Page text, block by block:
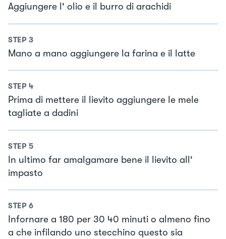
Aggiungere l' olio e il burro di arachidi
STEP 3
Mano a mano aggiungere la farina e il latte
STEP 4
Prima di mettere il lievito aggiungere le mele
tagliate a dadini
STEP 5
In ultimo far amalgamare bene il lievito all'
impasto
STEP 6
Infornare a 180 per 30 40 minuti o almeno fino
a che infilando uno stecchino questo sia